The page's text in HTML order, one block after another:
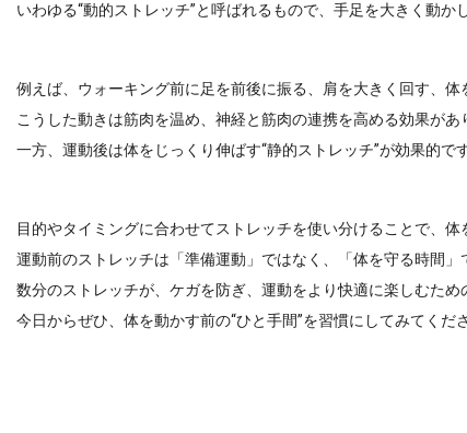
いわゆる“動的ストレッチ”と呼ばれるもので、手足を大きく動か
例えば、ウォーキング前に足を前後に振る、肩を大きく回す、体
こうした動きは筋肉を温め、神経と筋肉の連携を高める効果があ
一方、運動後は体をじっくり伸ばす“静的ストレッチ”が効果的です
目的やタイミングに合わせてストレッチを使い分けることで、体
運動前のストレッチは「準備運動」ではなく、「体を守る時間」
数分のストレッチが、ケガを防ぎ、運動をより快適に楽しむため
今日からぜひ、体を動かす前の“ひと手間”を習慣にしてみてくださ